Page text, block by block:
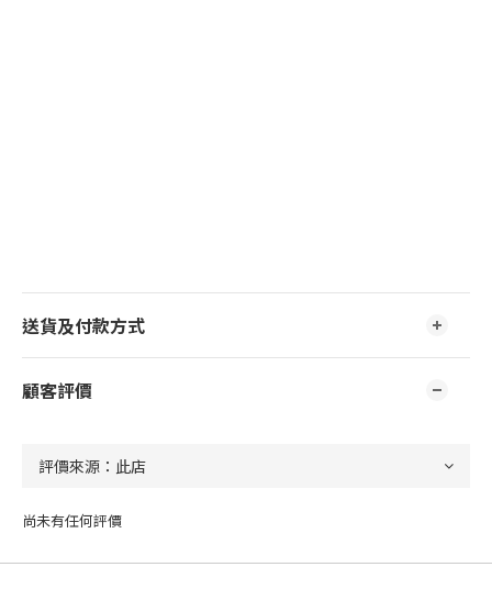
送貨及付款方式
顧客評價
尚未有任何評價